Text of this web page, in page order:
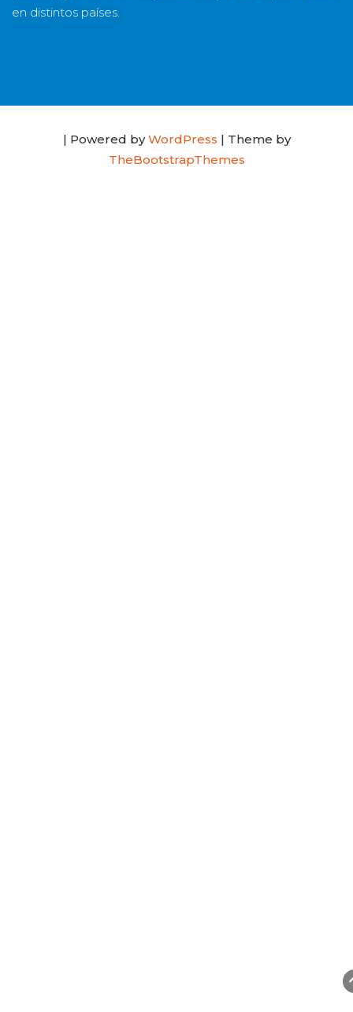
en distintos países.
| Powered byWordPress | Theme by
TheBootstrapThemes